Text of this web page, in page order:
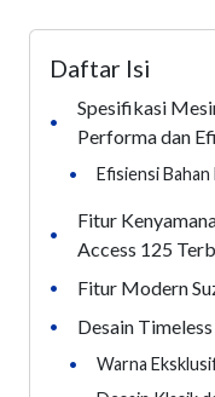
Daftar Isi
•
Spesifikasi
Performa dan
• Efisiensi Bahan
•
Fitur
Access 125
• Fitur Modern
• Desain
•
Warna